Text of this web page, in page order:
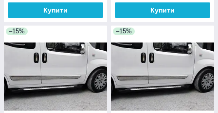
Купити Купити
–15% –15%